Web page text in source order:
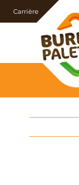
Carrière Actualités